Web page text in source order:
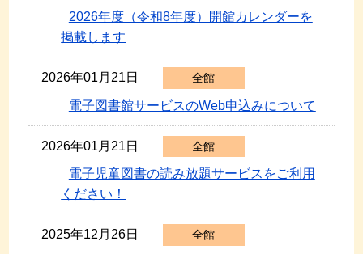
2026年度（令和8年度）開館カレンダーを
掲載します
2026年01月21日 全館
電子図書館サービスのWeb申込みについて
2026年01月21日 全館
電子児童図書の読み放題サービスをご利用
ください！
2025年12月26日 全館